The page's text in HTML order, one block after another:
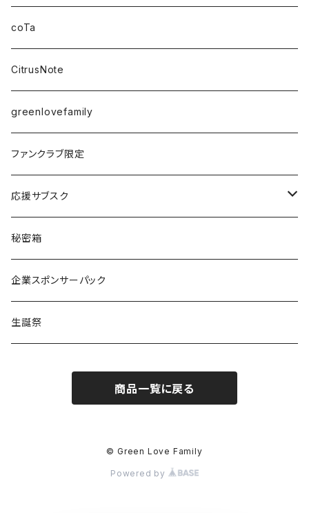
さえの
愛乃茉央
虹海ぽんず
楽園うらら
りな
える
るか
coTa
CitrusNote
greenlovefamily
ファンクラブ限定
応援サブスク
Green Note
Citrus Note
coTa
秘密箱
企業スポンサーパック
生誕祭
商品一覧に戻る
© Green Love Family
Powered by